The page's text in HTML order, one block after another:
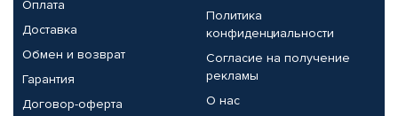
Оплата
Доставка
Обмен и возврат
Гарантия
Договор-оферта
Политика
конфиденциальности
Согласие на получение
рекламы
О нас